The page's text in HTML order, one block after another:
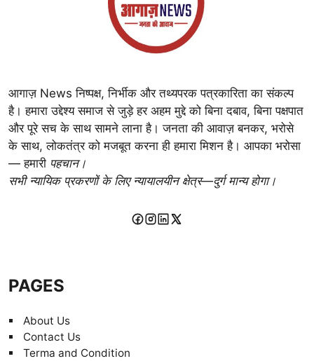
आगाज़ News निष्पक्ष, निर्भीक और तथ्यपरक पत्रकारिता का संकल्प
है। हमारा उद्देश्य समाज से जुड़े हर अहम मुद्दे को बिना दबाव, बिना पक्षपात
और पूरे सच के साथ सामने लाना है। जनता की आवाज़ बनकर, भरोसे
के साथ, लोकतंत्र को मजबूत करना ही हमारा मिशन है। आपका भरोसा
— हमारी पहचान।
सभी न्यायिक प्रकरणों के लिए न्यायालयीन क्षेत्र—दुर्ग मान्य होगा।
PAGES
About Us
Contact Us
Terma and Condition